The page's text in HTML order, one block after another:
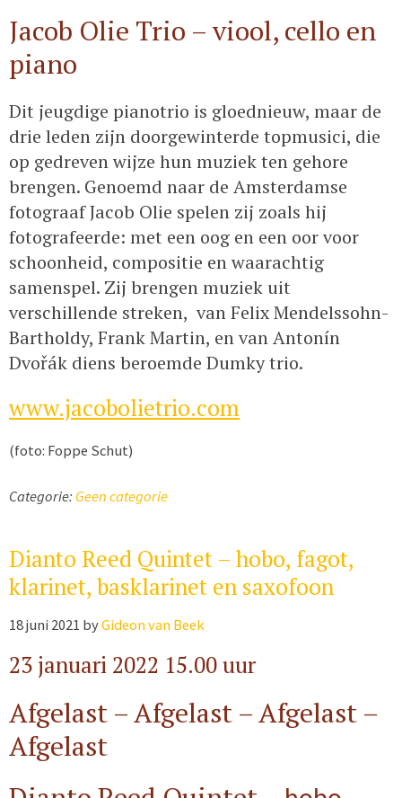
Jacob Olie Trio – viool, cello en
piano
Dit jeugdige pianotrio is gloednieuw, maar de
drie leden zijn doorgewinterde topmusici, die
op gedreven wijze hun muziek ten gehore
brengen. Genoemd naar de Amsterdamse
fotograaf Jacob Olie spelen zij zoals hij
fotografeerde: met een oog en een oor voor
schoonheid, compositie en waarachtig
samenspel. Zij brengen muziek uit
verschillende streken, van Felix Mendelssohn-
Bartholdy, Frank Martin, en van Antonín
Dvořák diens beroemde Dumky trio.
www.jacobolietrio.com
(foto: Foppe Schut)
Categorie:Geen categorie
Dianto Reed Quintet – hobo, fagot,
klarinet, basklarinet en saxofoon
18 juni 2021 byGideon van Beek
23 januari 2022 15.00 uur
Afgelast – Afgelast – Afgelast –
Afgelast